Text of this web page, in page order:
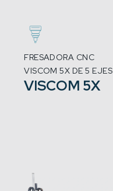
FRESADORA CNC
VISCOM 5X DE 5 EJES
VISCOM 5X